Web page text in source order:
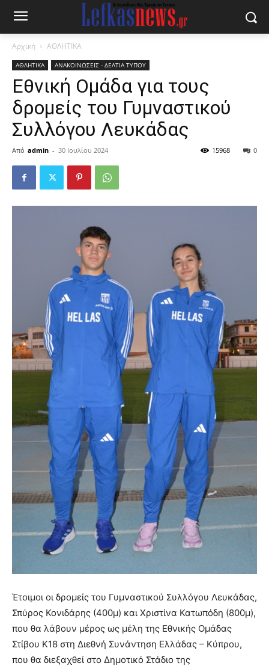
Αρχική ΑΘΛΗΤΙΚΑ
ΑΘΛΗΤΙΚΑ ΑΝΑΚΟΙΝΩΣΕΙΣ - ΔΕΛΤΙΑ ΤΥΠΟΥ
Εθνική Ομάδα για τους
δρομείς του Γυμναστικού
Συλλόγου Λευκάδας
Από admin - 30 Ιουλίου 2024 0
15968
Έτοιμοι οι δρομείς του Γυμναστικού Συλλόγου Λευκάδας,
Σπύρος Κονιδάρης (400μ) και Χριστίνα Κατωπόδη (800μ),
που θα λάβουν μέρος ως μέλη της Εθνικής Ομάδας
Στίβου Κ18 στη Διεθνή Συνάντηση Ελλάδας – Κύπρου,
που θα διεξαχθεί στο Δημοτικό Στάδιο της